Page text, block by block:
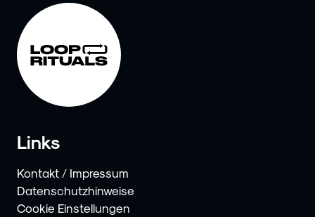
Links
Kontakt / Impressum
Datenschutzhinweise
Cookie Einstellungen